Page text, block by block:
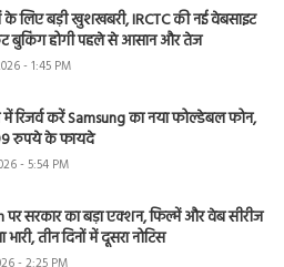
के लिए बड़ी खुशखबरी, IRCTC की नई वेबसाइट
बुकिंग होगी पहले से आसान और तेज
- 1:45 PM
रिजर्व करें Samsung का नया फोल्डेबल फोन,
रुपये के फायदे
- 5:54 PM
सरकार का बड़ा एक्शन, फिल्में और वेब सीरीज
तीन दिनों में दूसरा नोटिस